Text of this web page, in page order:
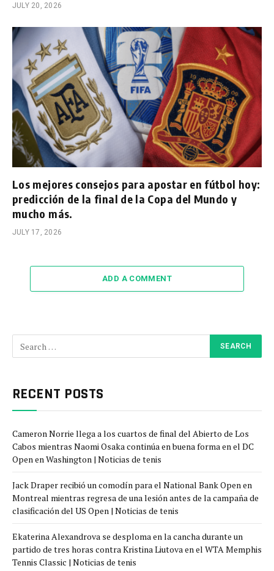
JULY 20, 2026
Los mejores consejos para apostar en fútbol hoy:
predicción de la final de la Copa del Mundo y
mucho más.
JULY 17, 2026
ADD A COMMENT
RECENT POSTS
Cameron Norrie llega a los cuartos de final del Abierto de Los
Cabos mientras Naomi Osaka continúa en buena forma en el DC
Open en Washington | Noticias de tenis
Jack Draper recibió un comodín para el National Bank Open en
Montreal mientras regresa de una lesión antes de la campaña de
clasificación del US Open | Noticias de tenis
Ekaterina Alexandrova se desploma en la cancha durante un
partido de tres horas contra Kristina Liutova en el WTA Memphis
Tennis Classic | Noticias de tenis